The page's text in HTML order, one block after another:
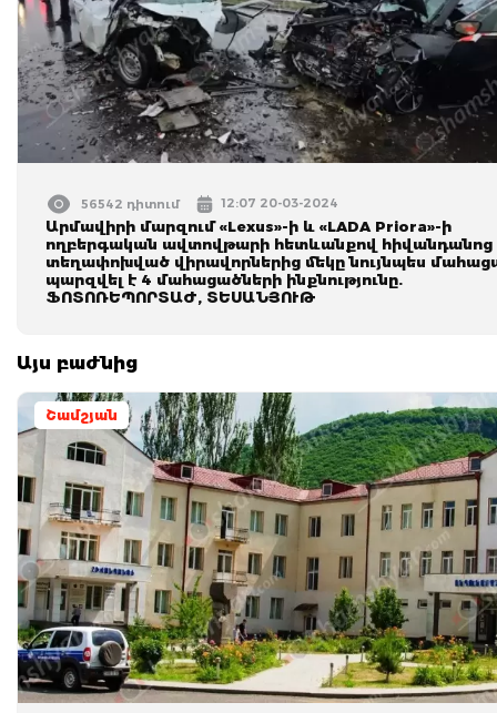
56542 դիտում 12:07 20-03-2024
Արմավիրի մարզում «Lexus»-ի և «LADA Priora»-ի
ողբերգական ավտովթարի հետևանքով հիվանդանոց
տեղափոխված վիրավորներից մեկը նույնպես
պարզվել է 4 մահացածների ինքնությունը.
ՖՈՏՈՌԵՊՈՐՏԱԺ, ՏԵՍԱՆՅՈՒԹ
Այս բաժնից
Շամշյան